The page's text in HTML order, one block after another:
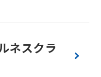
ネスクラ